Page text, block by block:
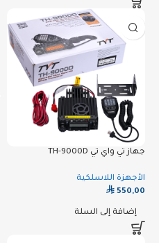
جهاز تي واي تي TH-9000D
الأجهزة اللاسلكية
⃁ 550,00
إضافة إلى السلة